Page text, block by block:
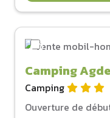
Camping Agde
Camping
Ouverture de